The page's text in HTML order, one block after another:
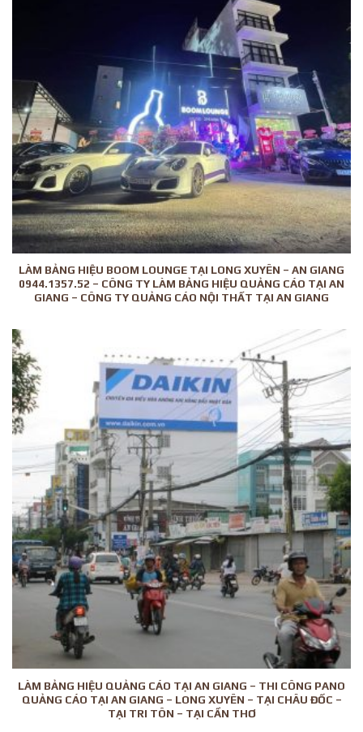
LÀM BẢNG HIỆU BOOM LOUNGE TẠI LONG XUYÊN – AN GIANG
0944.1357.52 – CÔNG TY LÀM BẢNG HIỆU QUẢNG CÁO TẠI AN
GIANG – CÔNG TY QUẢNG CÁO NỘI THẤT TẠI AN GIANG
LÀM BẢNG HIỆU QUẢNG CÁO TẠI AN GIANG – THI CÔNG PANO
QUẢNG CÁO TẠI AN GIANG – LONG XUYÊN – TẠI CHÂU ĐỐC –
TẠI TRI TÔN – TẠI CẦN THƠ